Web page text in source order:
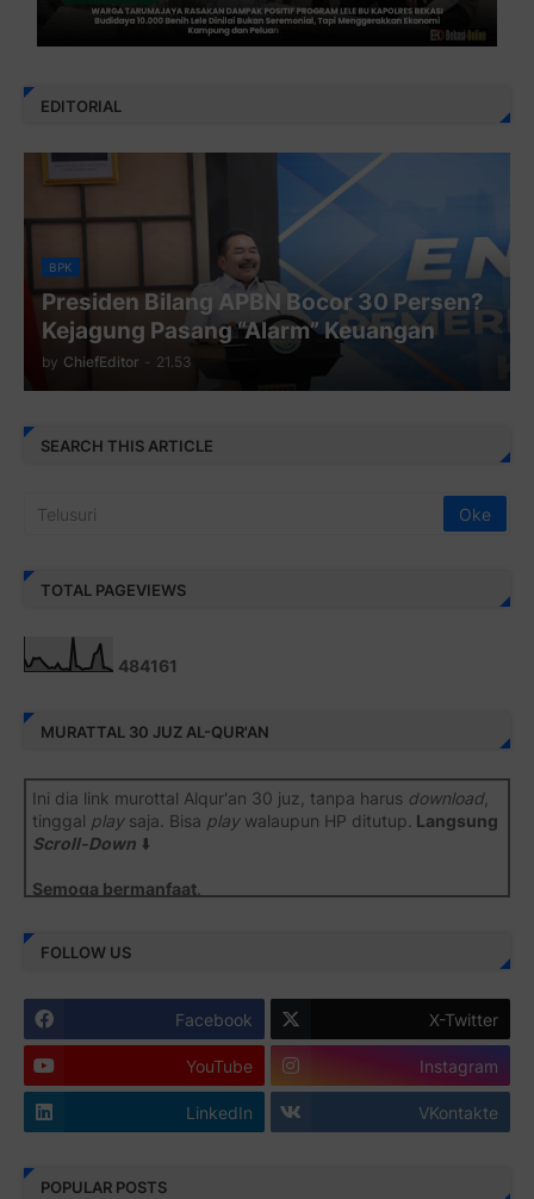
EDITORIAL
BPK
Presiden Bilang APBN Bocor 30 Persen?
Kejagung Pasang “Alarm” Keuangan
by ChiefEditor - 21.53
SEARCH THIS ARTICLE
TOTAL PAGEVIEWS
484161
MURATTAL 30 JUZ AL-QUR'AN
Ini dia link murottal Alqur'an 30 juz, tanpa harus download,
tinggal playsaja. Bisa playwalaupun HP ditutup. Langsung
Scroll-Down ⬇️
Semoga bermanfaat
Juz 1 ⇨
Juz 3 ⇨ http://j.mp/2bFSrtF
Juz 4 ⇨ http://j.mp/2b8SXi3
Juz 5 ⇨ http://j.mp/2b8RZm3
FOLLOW US
Facebook X-Twitter
YouTube Instagram
LinkedIn VKontakte
POPULAR POSTS